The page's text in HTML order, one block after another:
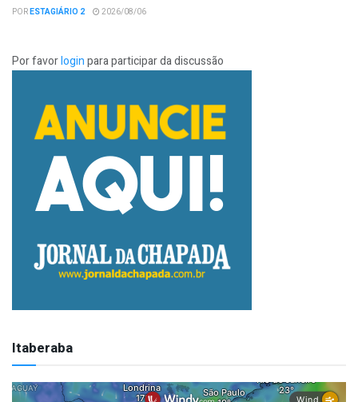
PORESTAGIÁRIO 2 2026/08/06
Por favorloginpara participar da discussão
Itaberaba